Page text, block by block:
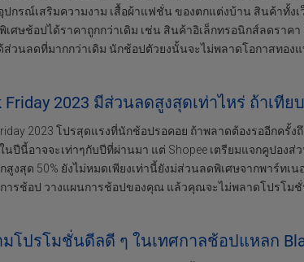
ปกรณ์เสริมความงาม เสื้อผ้าแฟชั่น ของตกแต่งบ้าน สินค้าทั้
ศษช้อปได้ราคาถูกกว่าเดิม เช่น สินค้าอิเล็กทรอนิกส์ลดราค
ส่วนลดที่มากกว่าเดิม นักช้อปตัวยงนั้นจะไม่พลาดโอกาสทอง
Friday 2023 มีส่วนลดสูงสุดเท่าไหร่ ถ้าเ
2023 โปรสุดแรงที่นักช้อปรอคอย ถ้าพลาดต้องรออีกครั้
นปีนี้อาจจะเท่าๆกับปีที่ผ่านมา แต่ Shopee เตรียมแจกคูปอง
งสุด 50% ยังไม่หมดเพียงเท่านี้ยังม่ส่วนลดพิเศษจากพาร์ท
ารช้อป วางแผนการช้อปของคุณ แล้วคุณจะไม่พลาดโปรโม
โปรโมชั่นดีลดี ๆ ในเทศกาลช้อปแหลก